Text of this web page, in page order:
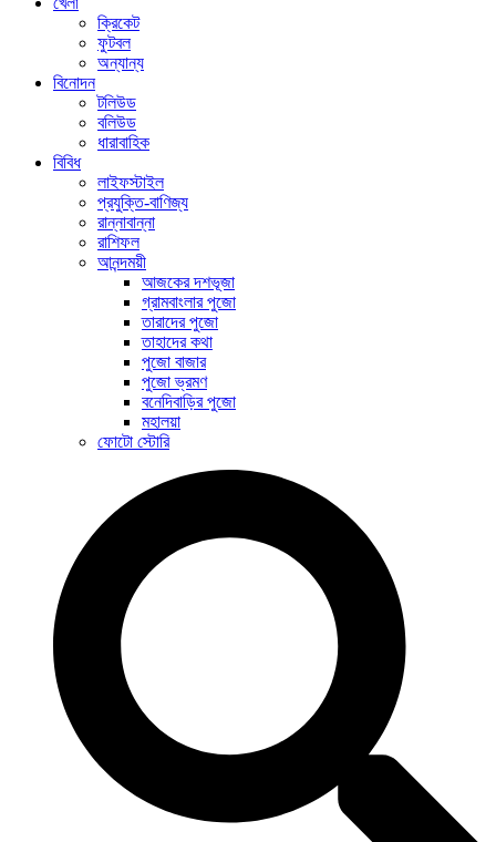
ক্রিকেট
ফুটবল
অন্যান্য
বিনোদন
টলিউড
বলিউড
ধারাবাহিক
বিবিধ
লাইফস্টাইল
প্রযুক্তি-বাণিজ্য
রান্নাবান্না
রাশিফল
আনন্দময়ী
আজকের দশভূজা
গ্রামবাংলার পুজো
তারাদের পুজো
তাহাদের কথা
পুজো বাজার
পুজো ভ্রমণ
বনেদিবাড়ির পুজো
মহালয়া
ফোটো স্টোরি